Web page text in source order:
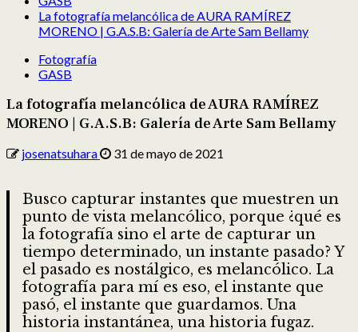
La fotografía melancólica de AURA RAMÍREZ
MORENO | G.A.S.B: Galería de Arte Sam Bellamy
Fotografía
GASB
La fotografía melancólica de AURA RAMÍREZ
MORENO | G.A.S.B: Galería de Arte Sam Bellamy
josenatsuhara 31 de mayo de 2021
Busco capturar instantes que muestren un
punto de vista melancólico, porque ¿qué es
la fotografía sino el arte de capturar un
tiempo determinado, un instante pasado? Y
el pasado es nostálgico, es melancólico. La
fotografía para mí es eso, el instante que
pasó, el instante que guardamos. Una
historia instantánea, una historia fugaz.